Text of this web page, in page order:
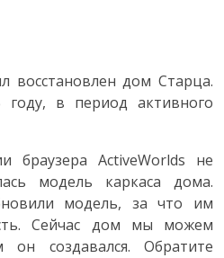
восстановлен дом Старца.
в период активного
браузера ActiveWorlds не
модель каркаса дома.
модель, за что им
Сейчас дом мы можем
создавался. Обратите